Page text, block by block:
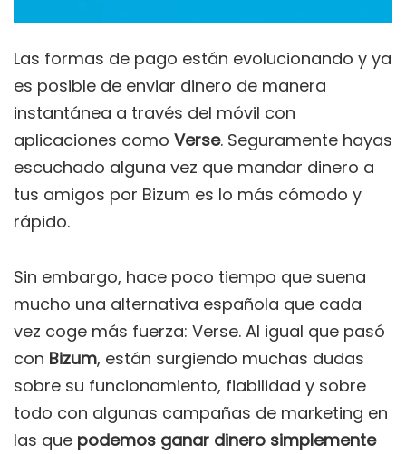
Las formas de pago están evolucionando y ya
es posible de enviar dinero de manera
instantánea a través del móvil con
aplicaciones como Verse. Seguramente hayas
escuchado alguna vez que mandar dinero a
tus amigos por Bizum es lo más cómodo y
rápido.
Sin embargo, hace poco tiempo que suena
mucho una alternativa española que cada
vez coge más fuerza: Verse. Al igual que pasó
con Bizum, están surgiendo muchas dudas
sobre su funcionamiento, fiabilidad y sobre
todo con algunas campañas de marketing en
las que podemos ganar dinero simplemente